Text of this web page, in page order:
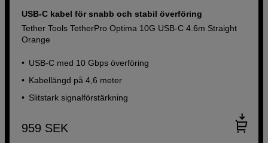
USB-C kabel för snabb och stabil överföring
Tether Tools TetherPro Optima 10G USB-C 4.6m Straight
Orange
USB-C med 10 Gbps överföring
Kabellängd på 4,6 meter
Slitstark signalförstärkning
959 SEK